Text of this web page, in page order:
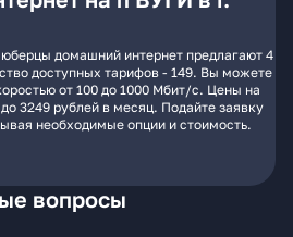
домашний интернет предлагают 4
доступных тарифов - 149. Вы можете
от 100 до 1000 Мбит/с. Цены на
3249 рублей в месяц. Подайте заявку
необходимые опции и стоимость.
вопросы